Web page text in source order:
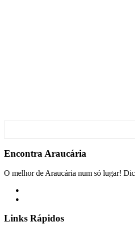
Encontra Araucária
O melhor de Araucária num só lugar!
Links Rápidos